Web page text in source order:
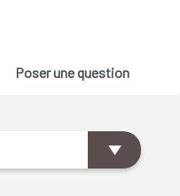
Poser une question